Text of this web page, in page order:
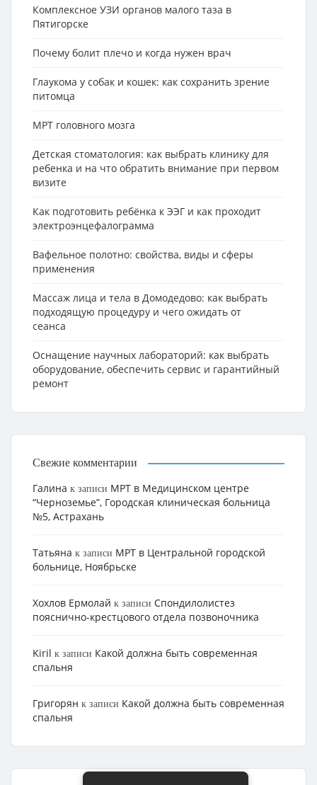
Комплексное УЗИ органов малого таза в
Пятигорске
Почему болит плечо и когда нужен врач
Глаукома у собак и кошек: как сохранить зрение
питомца
МРТ головного мозга
Детская стоматология: как выбрать клинику для
ребенка и на что обратить внимание при первом
визите
Как подготовить ребёнка к ЭЭГ и как проходит
электроэнцефалограмма
Вафельное полотно: свойства, виды и сферы
применения
Массаж лица и тела в Домодедово: как выбрать
подходящую процедуру и чего ожидать от
сеанса
Оснащение научных лабораторий: как выбрать
оборудование, обеспечить сервис и гарантийный
ремонт
Свежие комментарии
Галина к записи МРТ в Медицинском центре
“Черноземье”, Городская клиническая больница
№5, Астрахань
Татьяна к записи МРТ в Центральной городской
больнице, Ноябрьске
Хохлов Ермолай к записи Cпондилолистез
пояснично-крестцового отдела позвоночника
Kiril к записи Какой должна быть современная
спальня
Григорян к записи Какой должна быть современная
спальня